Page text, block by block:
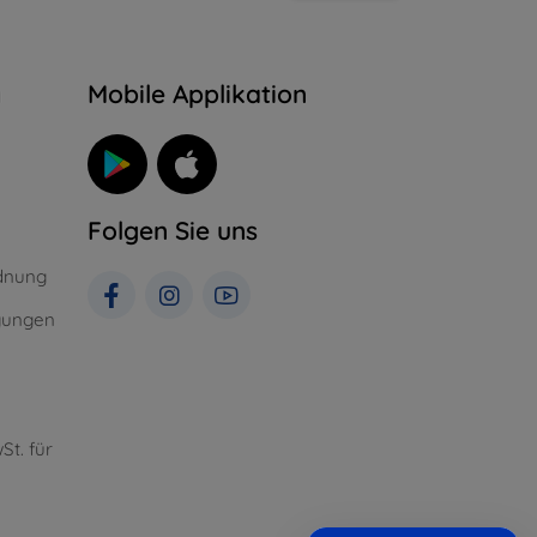
für
Mobile Applikation
Folgen Sie uns